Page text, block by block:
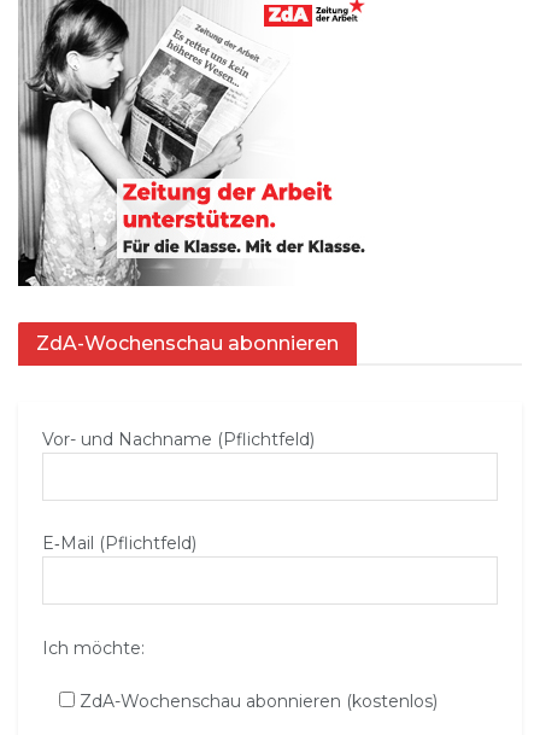
ZdA-Wochenschau abonnieren
Vor- und Nachname (Pflichtfeld)
E‑Mail (Pflichtfeld)
Ich möchte:
ZdA-Wochenschau abonnieren (kostenlos)